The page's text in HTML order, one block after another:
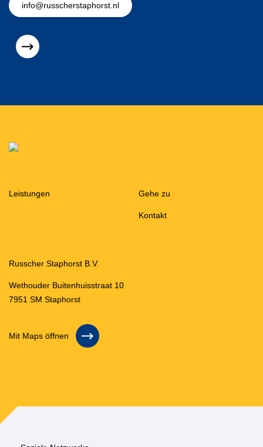
info@russcherstaphorst.nl
Leistungen Gehe zu
Kontakt
Russcher Staphorst B.V.
Wethouder Buitenhuisstraat 10
7951 SM Staphorst
Mit Maps öffnen